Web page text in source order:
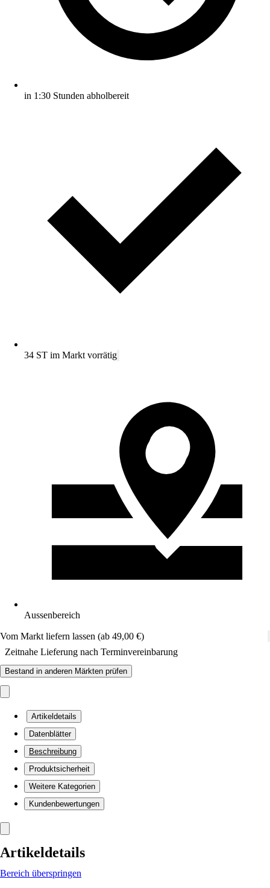
in 1:30 Stunden abholbereit
34 ST im Markt vorrätig
Aussenbereich
Vom Markt liefern lassen (ab 49,00 €)
Zeitnahe Lieferung nach Terminvereinbarung
Bestand in anderen Märkten prüfen
Artikeldetails
Datenblätter
Beschreibung
Produktsicherheit
Weitere Kategorien
Kundenbewertungen
Artikeldetails
Bereich überspringen